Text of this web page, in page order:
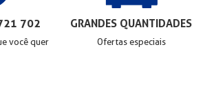
702
você quer
GRANDES QUANTIDADES
Ofertas especiais